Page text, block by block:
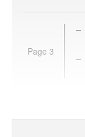
Page 3